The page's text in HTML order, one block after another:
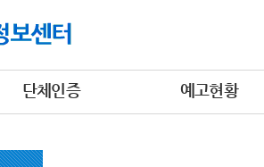
단체인증 예고현황